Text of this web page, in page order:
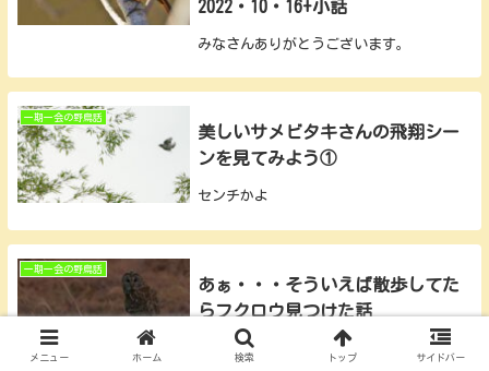
2022・10・16+小話
みなさんありがとうございます。
一期一会の野鳥話
美しいサメビタキさんの飛翔シー
ンを見てみよう①
センチかよ
一期一会の野鳥話
あぁ・・・そういえば散歩してた
らフクロウ見つけた話
フクロウさん
メニュー ホーム 検索 トップ サイドバー